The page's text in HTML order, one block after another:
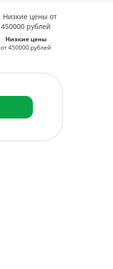
Низкие цены
от 450000 рублей